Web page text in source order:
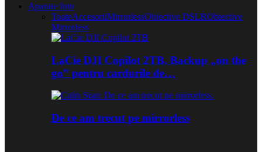
Aparate foto
ToateAccesoriiMirrorlessObiective DSLRObiective
Mirrorless
LaCie DJI Copilot 2TB. Backup „on the
go” pentru cardurile de…
De ce am trecut pe mirrorless